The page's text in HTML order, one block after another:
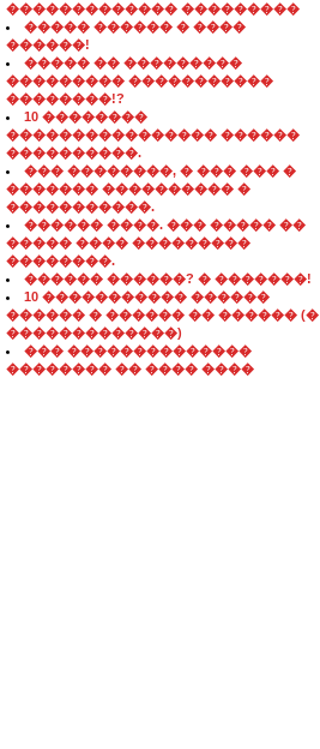
������������� ���������
����� ������ � ����
������!
����� �� ���������
��������� �����������
��������!?
10 ��������
���������������� ������
����������.
��� ��������, � ��� ��� �
������� ���������� �
�����������.
������ ����. ��� ����� ��
����� ���� ���������
��������.
������ ������? � �������!
10 ����������� ������
������ � ������ �� ������ (�
�������������)
��� ��������������
�������� �� ���� ����